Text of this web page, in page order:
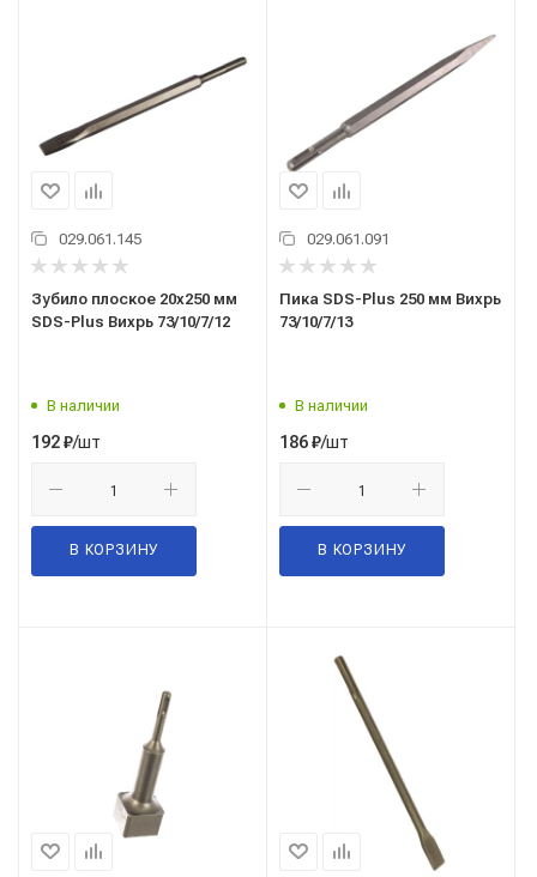
029.061.145
Зубило плоское 20x250 мм
SDS-Plus Вихрь 73/10/7/12
В наличии
192₽/шт
В КОРЗИНУ
029.061.091
Пика SDS-Plus 250 мм Вихрь
73/10/7/13
В наличии
186₽/шт
В КОРЗИНУ